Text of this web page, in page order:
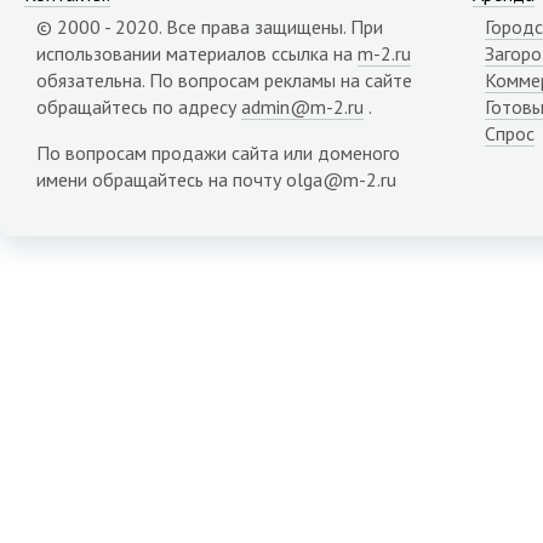
Карачаево-Черкесия республика
Карелия республика
Кемеровская область
Кировская область
Коми республика
Костромская область
Краснодарский край
© 2000 - 2020. Все права защищены. При
использовании материалов ссылка на m-2.ru
обязательна. По вопросам рекламы на сайте
обращайтесь по адресу admin@m-2.ru .
По вопросам продажи сайта или доменого
имени обращайтесь на почту olga@m-2.ru
Спрос